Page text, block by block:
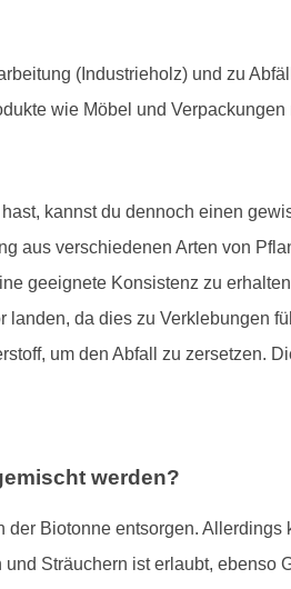
(Industrieholz) und zu
wie Möbel und
kannst du dennoch einen
aus verschiedenen Arten von
geeignete Konsistenz zu
da dies zu Verklebungen
um den Abfall zu zersetzen.
werden?
Biotonne entsorgen.
Sträuchern ist erlaubt,